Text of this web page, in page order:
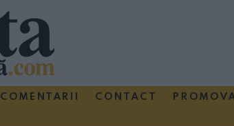
COMENTARII CONTACT